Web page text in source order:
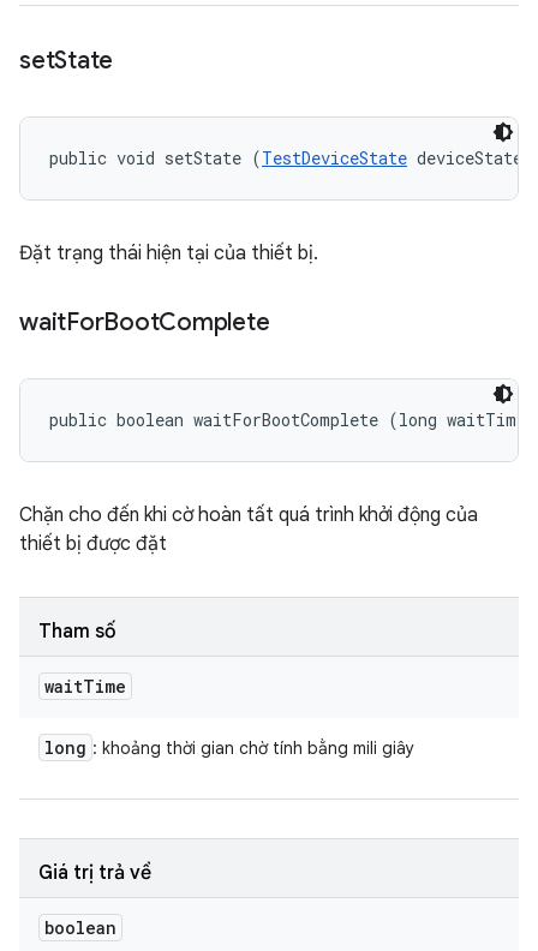
setState
public void setState (TestDeviceState deviceState)
Đặt trạng thái hiện tại của thiết bị.
waitForBootComplete
public boolean waitForBootComplete (long waitTime)
Chặn cho đến khi cờ hoàn tất quá trình khởi động của
thiết bị được đặt
Tham số
waitTime
long : khoảng thời gian chờ tính bằng mili giây
Giá trị trả về
boolean